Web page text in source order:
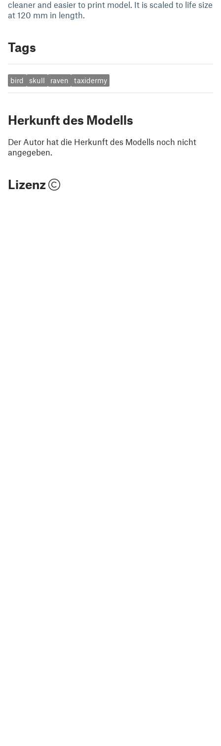
cleaner and easier to print model. It is scaled to life size
at 120 mm in length.
Tags
bird skull raven taxidermy
Herkunft des Modells
Der Autor hat die Herkunft des Modells noch nicht
angegeben.
Lizenz